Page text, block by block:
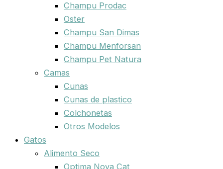
Champu Prodac
Oster
Champu San Dimas
Champu Menforsan
Champu Pet Natura
Camas
Cunas
Cunas de plastico
Colchonetas
Otros Modelos
Gatos
Alimento Seco
Optima Nova Cat